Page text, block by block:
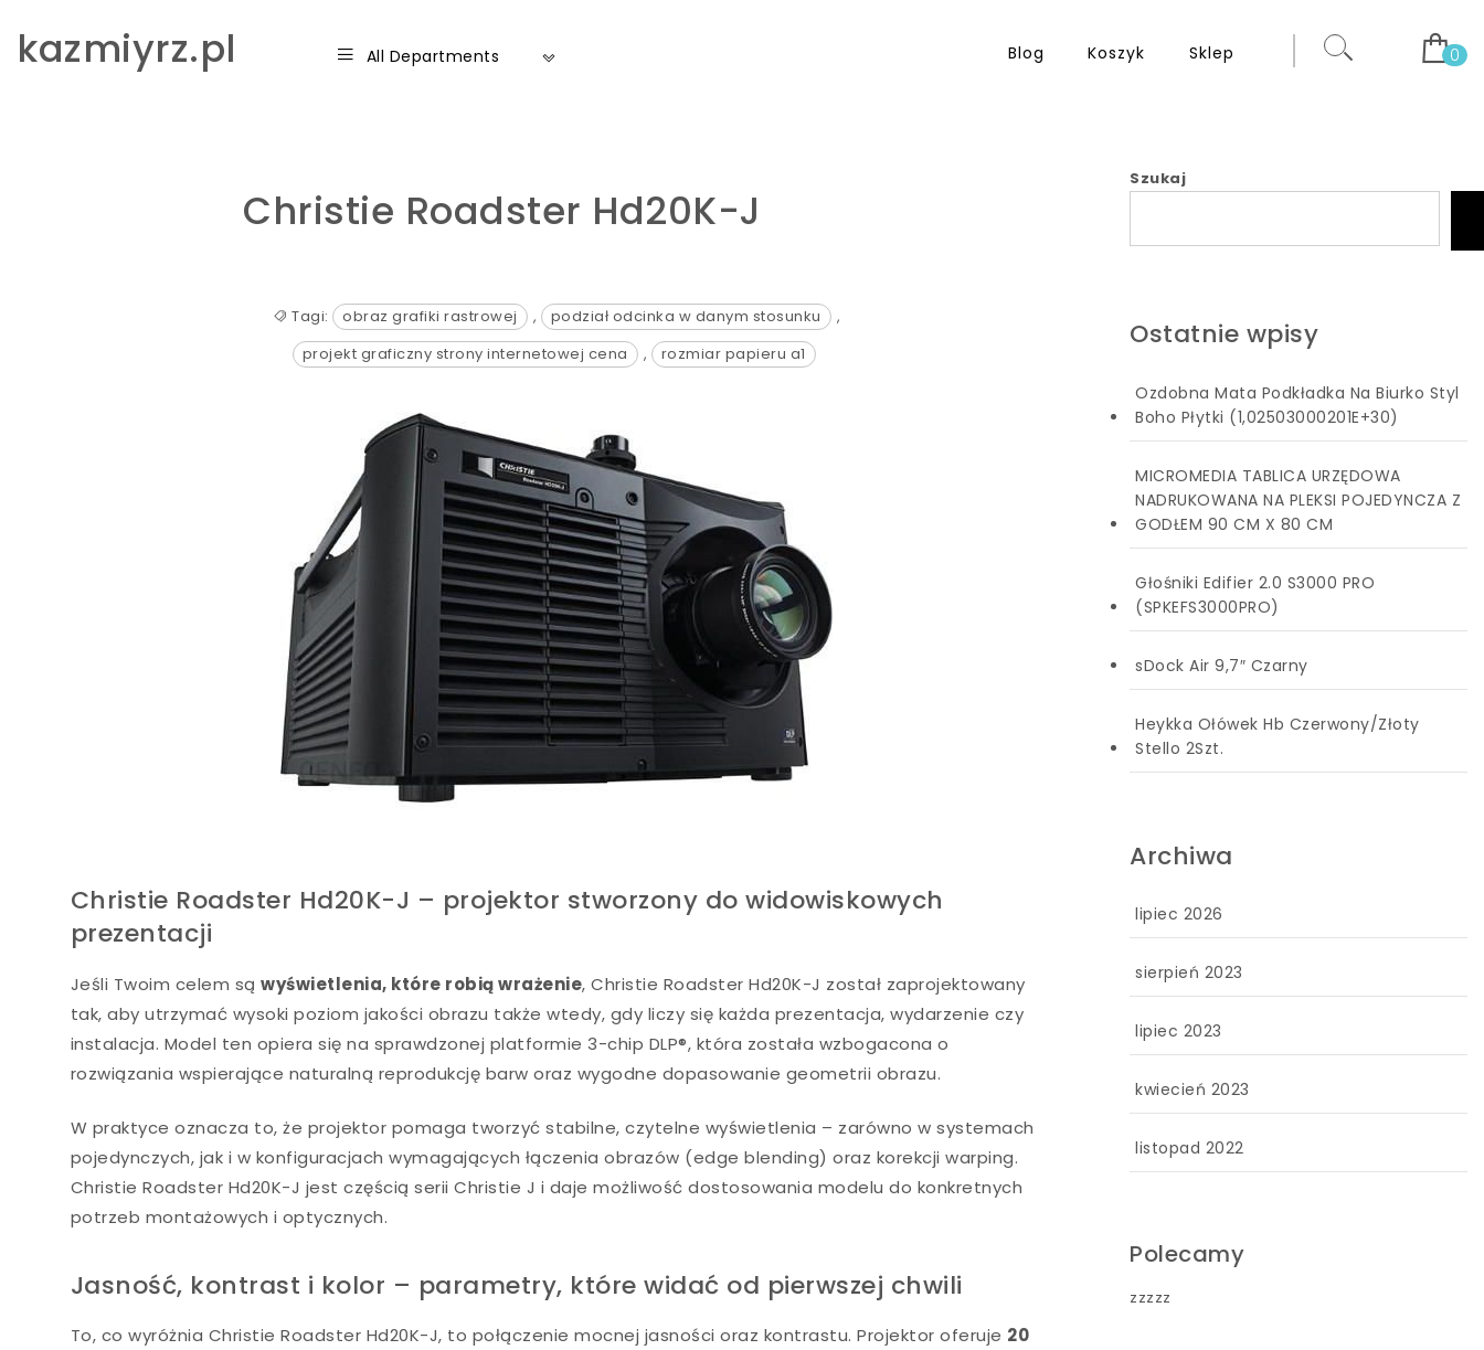
kazmiyrz.pl All Departments Blog Koszyk Sklep 0
Christie Roadster Hd20K-J
Tagi: obraz grafiki rastrowej , podział odcinka w danym stosunku
,
projekt graficzny strony internetowej cena
, rozmiar papieru a1
Christie Roadster Hd20K-J – projektor stworzony do widowiskowych
prezentacji
Jeśli Twoim celem sąwyświetlenia, które robią wrażenie, Christie Roadster Hd20K-J został zaprojektowany
tak, aby utrzymać wysoki poziom jakości obrazu także wtedy, gdy liczy się każda prezentacja, wydarzenie czy
instalacja. Model ten opiera się na sprawdzonej platformie 3-chip DLP®, która została wzbogacona o
rozwiązania wspierające naturalną reprodukcję barw oraz wygodne dopasowanie geometrii obrazu.
W praktyce oznacza to, że projektor pomaga tworzyć stabilne, czytelne wyświetlenia – zarówno w systemach
pojedynczych, jak i w konfiguracjach wymagających łączenia obrazów (edge blending) oraz korekcji warping.
Christie Roadster Hd20K-J jest częścią serii Christie J i daje możliwość dostosowania modelu do konkretnych
potrzeb montażowych i optycznych.
Jasność, kontrast i kolor – parametry, które widać od pierwszej chwili
To, co wyróżnia Christie Roadster Hd20K-J, to połączenie mocnej jasności oraz kontrastu. Projektor oferuje 20
Szukaj
Ostatnie wpisy
Ozdobna Mata Podkładka Na Biurko Styl
Boho Płytki (1,02503000201E+30)
MICROMEDIA TABLICA URZĘDOWA
NADRUKOWANA NA PLEKSI POJEDYNCZA Z
GODŁEM 90 CM X 80 CM
Głośniki Edifier 2.0 S3000 PRO
(SPKEFS3000PRO)
sDock Air 9,7″ Czarny
Heykka Ołówek Hb Czerwony/Złoty
Stello 2Szt.
Archiwa
lipiec 2026
sierpień 2023
lipiec 2023
kwiecień 2023
listopad 2022
Polecamy
zzzzz